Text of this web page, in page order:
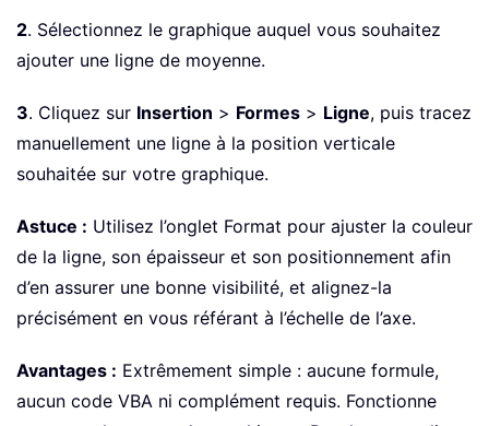
2. Sélectionnez le graphique auquel vous souhaitez
ajouter une ligne de moyenne.
3. Cliquez sur Insertion > Formes > Ligne, puis tracez
manuellement une ligne à la position verticale
souhaitée sur votre graphique.
Astuce : Utilisez l’onglet Format pour ajuster la couleur
de la ligne, son épaisseur et son positionnement afin
d’en assurer une bonne visibilité, et alignez-la
précisément en vous référant à l’échelle de l’axe.
Avantages : Extrêmement simple : aucune formule,
aucun code VBA ni complément requis. Fonctionne